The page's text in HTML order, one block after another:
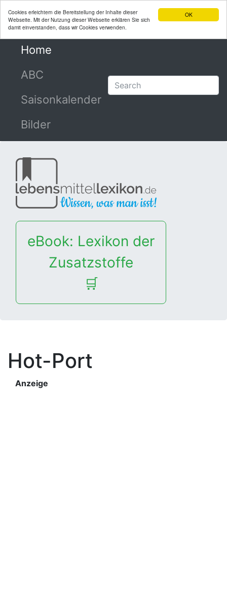
OK
Cookies erleichtern die Bereitstellung der Inhalte dieser
Webseite. Mit der Nutzung dieser Webseite erklären Sie sich
damit einverstanden, dass wir Cookies verwenden.
Home
ABC
Saisonkalender
Bilder
eBook: Lexikon der
Zusatzstoffe
🛒
Hot-Port
Anzeige